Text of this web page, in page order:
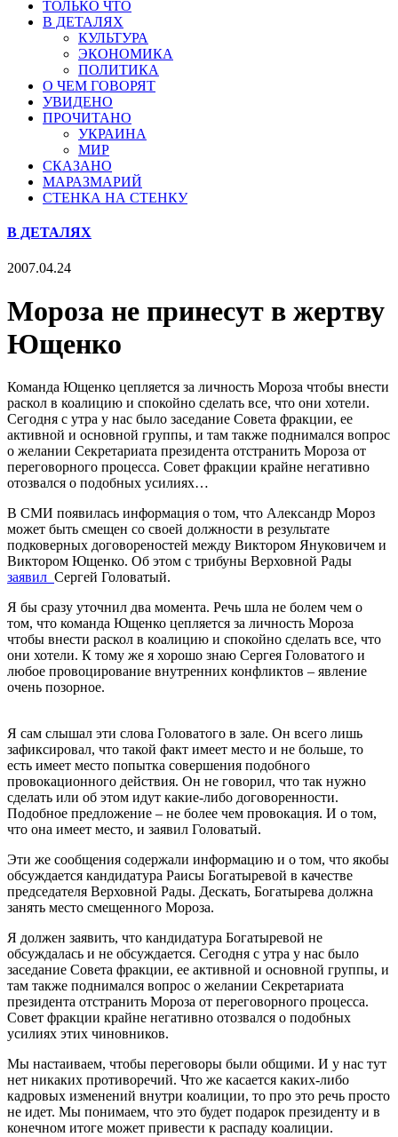
ТОЛЬКО ЧТО
В ДЕТАЛЯХ
КУЛЬТУРА
ЭКОНОМИКА
ПОЛИТИКА
О ЧЕМ ГОВОРЯТ
УВИДЕНО
ПРОЧИТАНО
УКРАИНА
МИР
СКАЗАНО
МАРАЗМАРИЙ
СТЕНКА НА СТЕНКУ
В ДЕТАЛЯХ
2007.04.24
Мороза не принесут в жертву
Ющенко
Команда Ющенко цепляется за личность Мороза чтобы внести
раскол в коалицию и спокойно сделать все, что они хотели.
Сегодня с утра у нас было заседание Совета фракции, ее
активной и основной группы, и там также поднимался вопрос
о желании Секретариата президента отстранить Мороза от
переговорного процесса. Совет фракции крайне негативно
отозвался о подобных усилиях…
В СМИ появилась информация о том, что Александр Мороз
может быть смещен со своей должности в результате
подковерных договореностей между Виктором Януковичем и
Виктором Ющенко. Об этом с трибуны Верховной Рады
заявил Сергей Головатый.
Я бы сразу уточнил два момента. Речь шла не болем чем о
том, что команда Ющенко цепляется за личность Мороза
чтобы внести раскол в коалицию и спокойно сделать все, что
они хотели. К тому же я хорошо знаю Сергея Головатого и
любое провоцирование внутренних конфликтов – явление
очень позорное.
Я сам слышал эти слова Головатого в зале. Он всего лишь
зафиксировал, что такой факт имеет место и не больше, то
есть имеет место попытка совершения подобного
провокационного действия. Он не говорил, что так нужно
сделать или об этом идут какие-либо договоренности.
Подобное предложение – не более чем провокация. И о том,
что она имеет место, и заявил Головатый.
Эти же сообщения содержали информацию и о том, что якобы
обсуждается кандидатура Раисы Богатыревой в качестве
председателя Верховной Рады. Дескать, Богатырева должна
занять место смещенного Мороза.
Я должен заявить, что кандидатура Богатыревой не
обсуждалась и не обсуждается. Сегодня с утра у нас было
заседание Совета фракции, ее активной и основной группы, и
там также поднимался вопрос о желании Секретариата
президента отстранить Мороза от переговорного процесса.
Совет фракции крайне негативно отозвался о подобных
усилиях этих чиновников.
Мы настаиваем, чтобы переговоры были общими. И у нас тут
нет никаких противоречий. Что же касается каких-либо
кадровых изменений внутри коалиции, то про это речь просто
не идет. Мы понимаем, что это будет подарок президенту и в
конечном итоге может привести к распаду коалиции.